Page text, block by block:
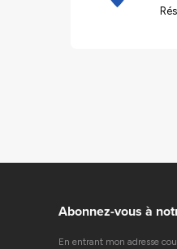
Abonnez-vous à
En entrant mon adresse